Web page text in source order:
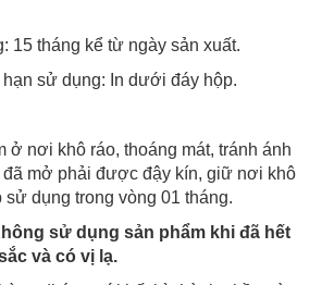
15 tháng kể từ ngày sản xuất.
sử dụng: In dưới đáy hộp.
ở nơi khô ráo, thoáng mát, tránh ánh
đã mở phải được đậy kín, giữ nơi khô
sử dụng trong vòng 01 tháng.
sử dụng sản phẩm khi đã hết
và có vị lạ.